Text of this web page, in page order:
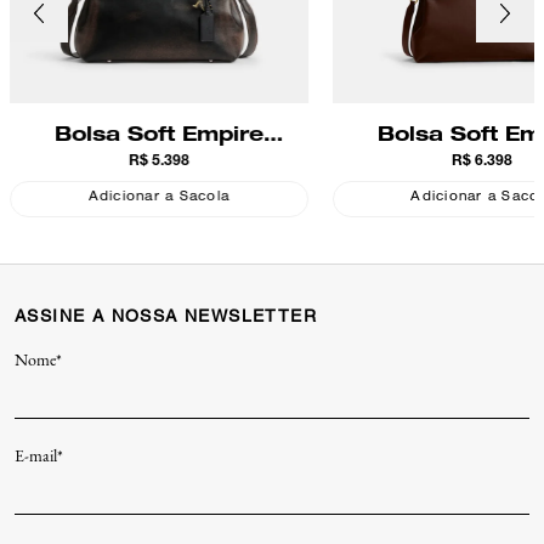
Bolsa Soft Empire
Carryall 28 Loved
Leather Coach
R$ 5.398
Adicionar a Sacola
Bolsa Soft
Carryall 40
R$ 6.398
Adicionar a
ASSINE A NOSSA NEWSLETTER
Nome*
E-mail*